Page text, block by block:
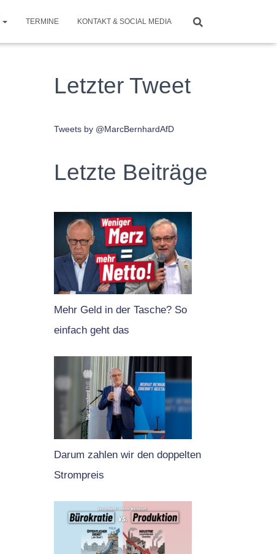
TERMINE KONTAKT & SOCIAL MEDIA
Letzter Tweet
Tweets by @MarcBernhardAfD
Letzte Beiträge
Mehr Geld in der Tasche? So
einfach geht das
Darum zahlen wir den doppelten
Strompreis